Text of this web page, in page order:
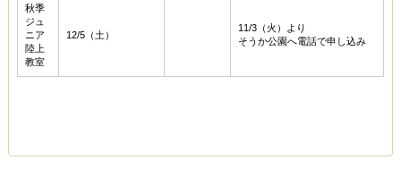
秋季
ジュ
ニア
陸上
教室
12/5（土）
11/3（火）より
そうか公園へ電話で申し込み